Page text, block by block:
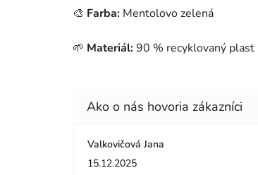
🎨 Farba: Mentolovo zelená
🌱 Materiál:90 % recyklovaný plast
Valkovičová Jana
Hodnotenie obchodu je 5 z 5 hviezdičiek.
15.12.2025